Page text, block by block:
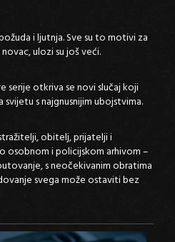
i ljutnja. Sve su to motivi za
ulozi su još veći.
serije otkriva se novi slučaj koji
s najgnusnijim ubojstvima.
obitelj, prijatelji i
osobnom i policijskom arhivom –
s neočekivanim obratima
svega može ostaviti bez